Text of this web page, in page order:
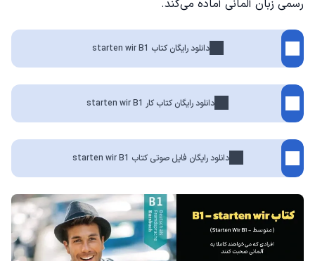
رسمی زبان آلمانی آماده می‌کند.
دانلود رایگان کتاب starten wir B1
دانلود رایگان کتاب کار starten wir B1
دانلود رایگان فایل صوتی کتاب starten wir B1